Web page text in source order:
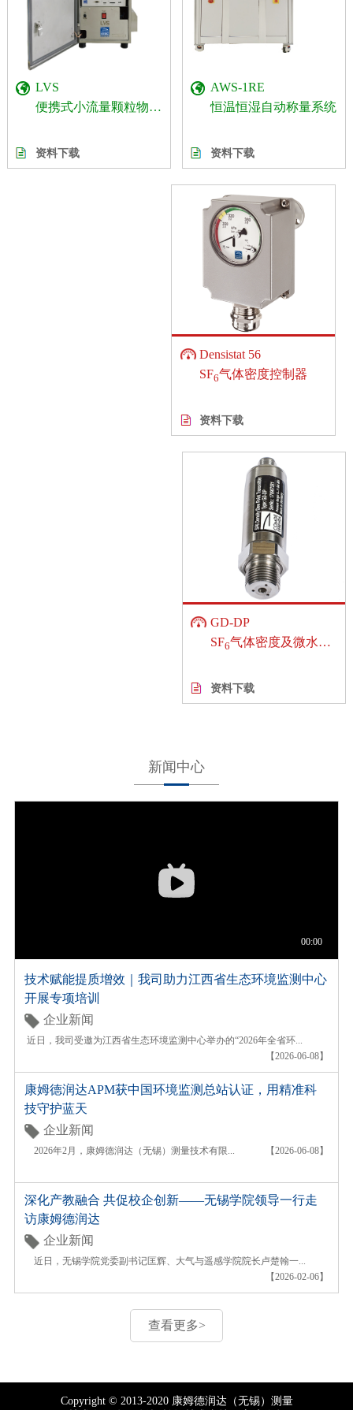
LVS
便携式小流量颗粒物采样器
资料下载
AWS-1RE
恒温恒湿自动称量系统
资料下载
Densistat 56
SF6气体密度控制器
资料下载
GD-DP
SF6气体密度及微水变送器
资料下载
新闻中心
技术赋能提质增效｜我司助力江西省生态环境监测中心
开展专项培训
企业新闻
近日，我司受邀为江西省生态环境监测中心举办的“2026年全省环...
【2026-06-08】
康姆德润达APM获中国环境监测总站认证，用精准科
技守护蓝天
企业新闻
2026年2月，康姆德润达（无锡）测量技术有限... 【2026-06-08】
深化产教融合 共促校企创新——无锡学院领导一行走
访康姆德润达
企业新闻
近日，无锡学院党委副书记匡辉、大气与遥感学院院长卢楚翰一...
【2026-02-06】
查看更多>
Copyright © 2013-2020 康姆德润达（无锡）测量